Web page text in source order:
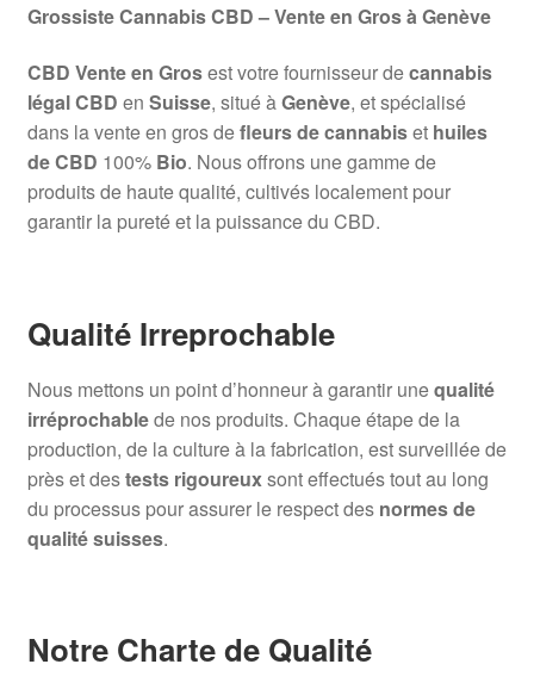
Grossiste Cannabis CBD – Vente en Gros à Genève
CBD Vente en Grosest votre fournisseur decannabis
légal CBD en Suisse, situé àGenève, et spécialisé
dans la vente en gros defleurs de cannabiset huiles
de CBD 100% Bio. Nous offrons une gamme de
produits de haute qualité, cultivés localement pour
garantir la pureté et la puissance du CBD.
Qualité Irreprochable
Nous mettons un point d’honneur à garantir unequalité
irréprochablede nos produits. Chaque étape de la
production, de la culture à la fabrication, est surveillée de
près et destests rigoureuxsont effectués tout au long
du processus pour assurer le respect des normes de
qualité suisses.
Notre Charte de Qualité